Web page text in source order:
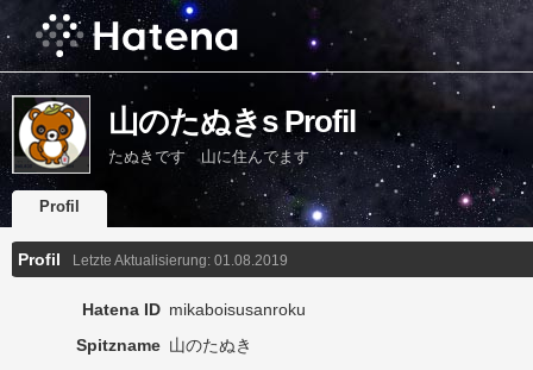
山のたぬきs Profil
たぬきです 山に住んでます
Profil
Profil Letzte Aktualisierung: 01.08.2019
Hatena ID mikaboisusanroku
Spitzname 山のたぬき